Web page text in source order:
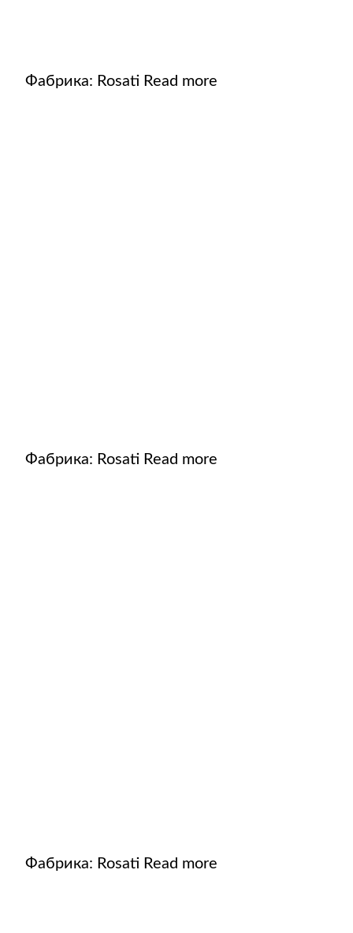
Фабрика: Rosati Read more
Фабрика: Rosati Read more
Фабрика: Rosati Read more